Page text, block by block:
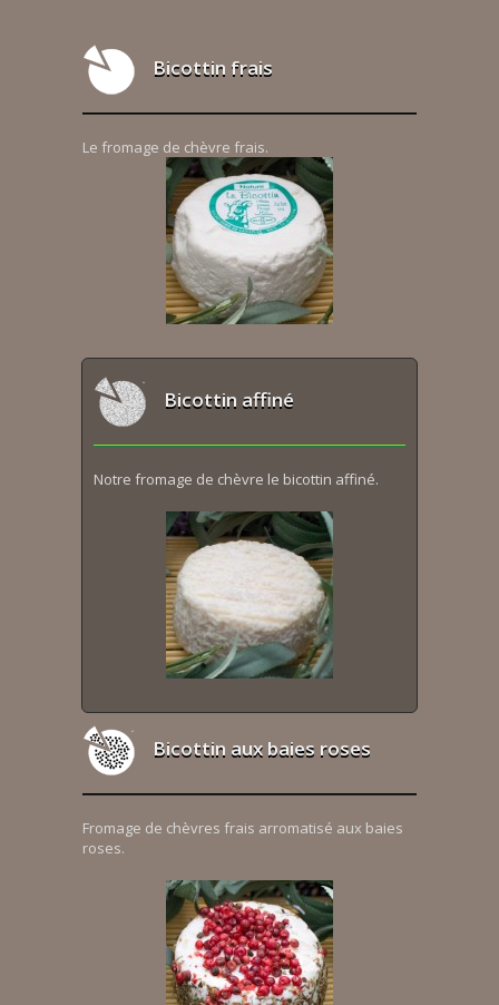
Bicottin frais
Le fromage de chèvre frais.
Bicottin affiné
Notre fromage de chèvre le bicottin affiné.
Bicottin aux baies roses
Fromage de chèvres frais arromatisé aux baies
roses.